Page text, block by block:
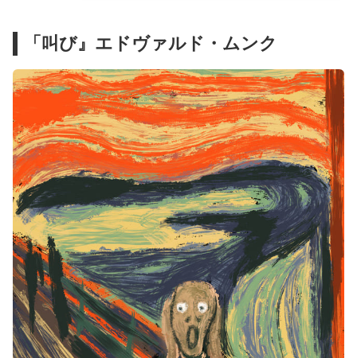
「叫び』エドヴァルド・ムンク